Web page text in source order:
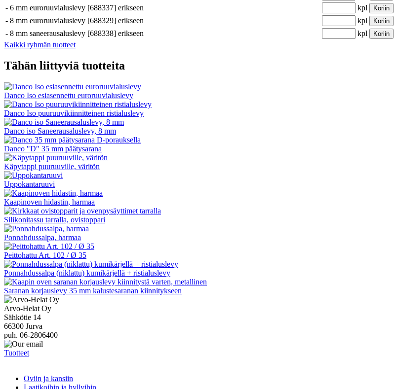
- 6 mm euroruuvialuslevy [688337] erikseen kpl Koriin
- 8 mm euroruuvialuslevy [688329] erikseen kpl Koriin
- 8 mm saneerausaluslevy [688338] erikseen kpl Koriin
Kaikki ryhmän tuotteet
Tähän liittyviä tuotteita
Danco Iso esiasennettu euroruuvialuslevy
Danco Iso puuruuvikiinnitteinen ristialuslevy
Danco iso Saneerausaluslevy, 8 mm
Danco "D" 35 mm päätysarana
Käpytappi puuruuville, väritön
Uppokantaruuvi
Kaapinoven hidastin, harmaa
Silikonitassu tarralla, ovistoppari
Ponnahdussalpa, harmaa
Peittohattu Art. 102 / Ø 35
Ponnahdussalpa (niklattu) kumikärjellä + ristialuslevy
Saranan korjauslevy 35 mm kalustesaranan kiinnitykseen
Arvo-Helat Oy
Sähkötie 14
66300 Jurva
puh. 06-2806400
Tuotteet
Oviin ja kansiin